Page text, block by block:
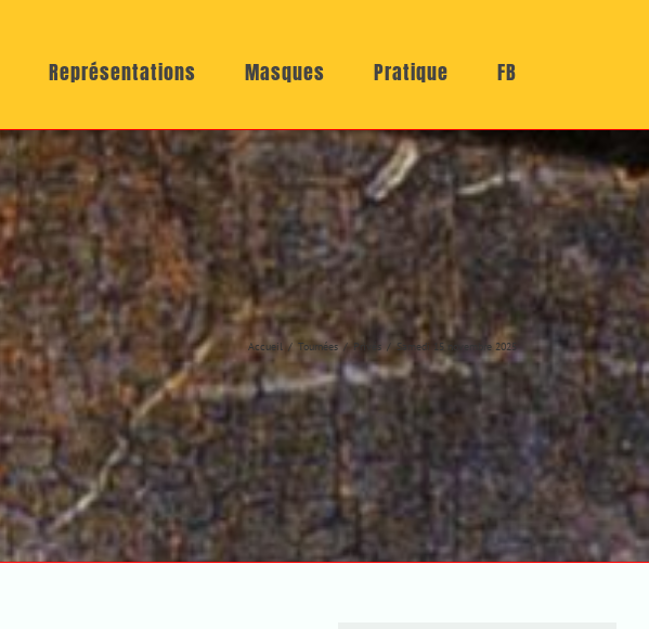
Représentations Masques Pratique FB
Accueil Tournées Privés Samedi 15 novembre 2025